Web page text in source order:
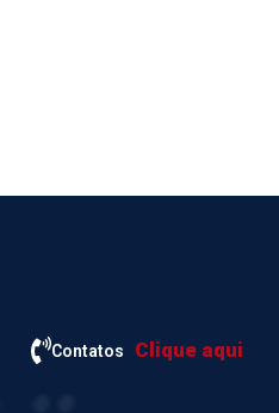
Contatos Clique aqui